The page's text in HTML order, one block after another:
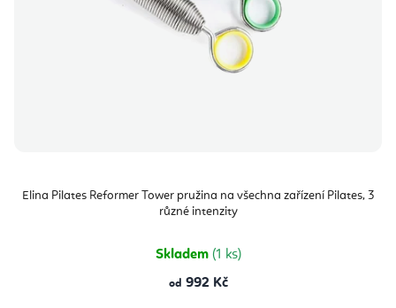
Elina Pilates Reformer Tower pružina na všechna zařízení Pilates, 3
různé intenzity
Skladem (1 ks)
od 992 Kč